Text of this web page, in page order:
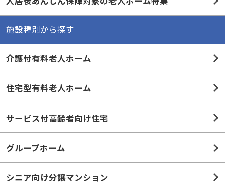
施設種別から探す
介護付有料老人ホーム
住宅型有料老人ホーム
サービス付高齢者向け住宅
グループホーム
シニア向け分譲マンション